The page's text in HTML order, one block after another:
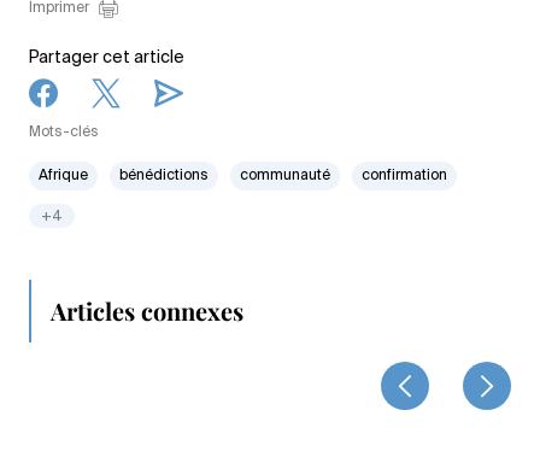
Imprimer
Partager cet article
Mots-clés
Afrique bénédictions communauté confirmation
+4
Articles connexes